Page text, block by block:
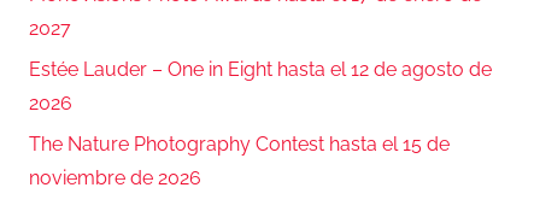
2027
Estée Lauder – One in Eight hasta el 12 de agosto de
2026
The Nature Photography Contest hasta el 15 de
noviembre de 2026